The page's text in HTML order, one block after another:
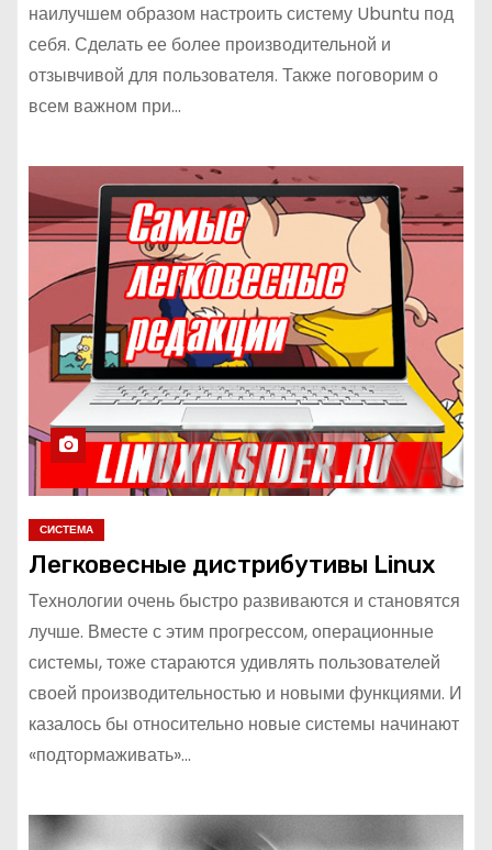
наилучшем образом настроить систему Ubuntu под
себя. Сделать ее более производительной и
отзывчивой для пользователя. Также поговорим о
всем важном при…
СИСТЕМА
Легковесные дистрибутивы Linux
Технологии очень быстро развиваются и становятся
лучше. Вместе с этим прогрессом, операционные
системы, тоже стараются удивлять пользователей
своей производительностью и новыми функциями. И
казалось бы относительно новые системы начинают
«подтормаживать»…